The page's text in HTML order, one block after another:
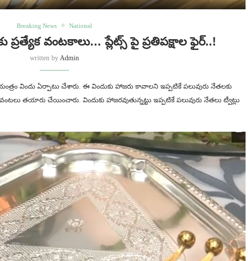
Breaking News National
ప్రత్యేక వంటకాలు… ప్లేట్స్ పై ప్రతిపక్షాల ఫైర్..!
written by Admin
విందు ఏర్పాటు చేశారు. ఈ విందుకు హాజరు కావాలని ఇప్పటికే పలువురు నేతలకు
తయారు చేయించారు. విందుకు హాజరవుతున్నట్టు ఇప్పటికే పలువురు నేతలు ట్వీట్లు